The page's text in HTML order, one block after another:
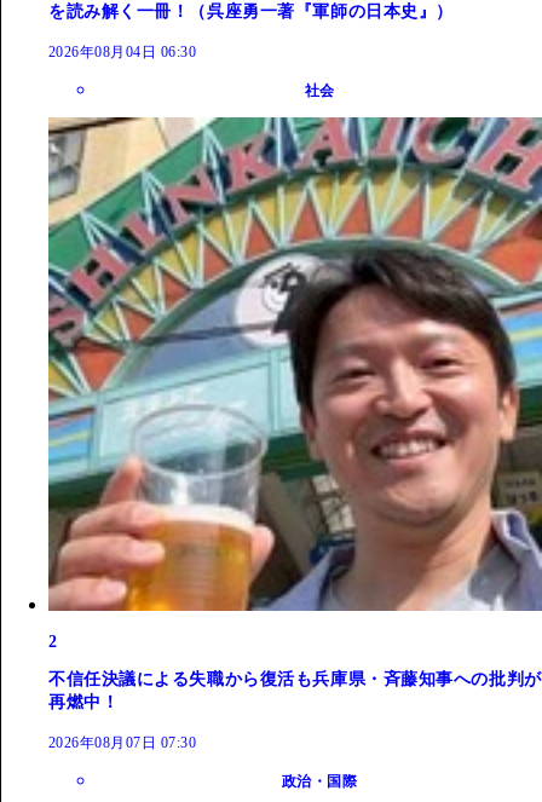
を読み解く一冊！（呉座勇一著『軍師の日本史』）
2026年08月04日 06:30
社会
2
不信任決議による失職から復活も兵庫県・斉藤知事への批判が
再燃中！
2026年08月07日 07:30
政治・国際